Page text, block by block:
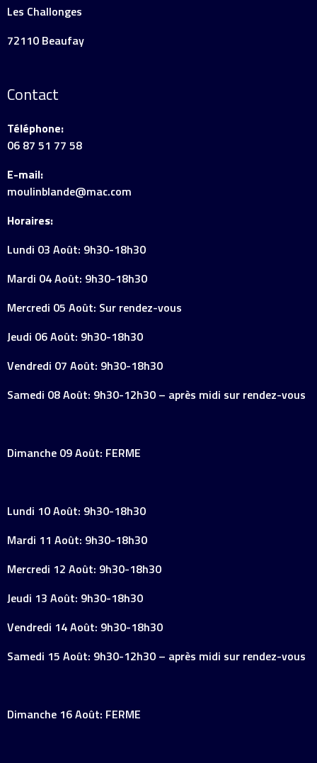
Les Challonges
72110 Beaufay
Contact
Téléphone:
06 87 51 77 58
E-mail:
moulinblande@mac.com
Horaires:
Lundi 03 Août: 9h30-18h30
Mardi 04 Août: 9h30-18h30
Mercredi 05 Août: Sur rendez-vous
Jeudi 06 Août: 9h30-18h30
Vendredi 07 Août: 9h30-18h30
Samedi 08 Août: 9h30-12h30 – après midi sur rendez-vous
Dimanche 09 Août: FERME
Lundi 10 Août: 9h30-18h30
Mardi 11 Août: 9h30-18h30
Mercredi 12 Août: 9h30-18h30
Jeudi 13 Août: 9h30-18h30
Vendredi 14 Août: 9h30-18h30
Samedi 15 Août: 9h30-12h30 – après midi sur rendez-vous
Dimanche 16 Août: FERME